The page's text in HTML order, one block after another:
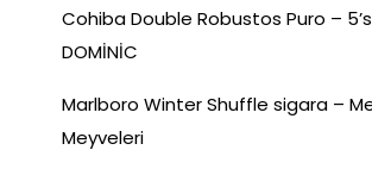
Cohiba Double Robustos Puro –
DOMİNİC
Marlboro Winter Shuffle sigara –
Meyveleri